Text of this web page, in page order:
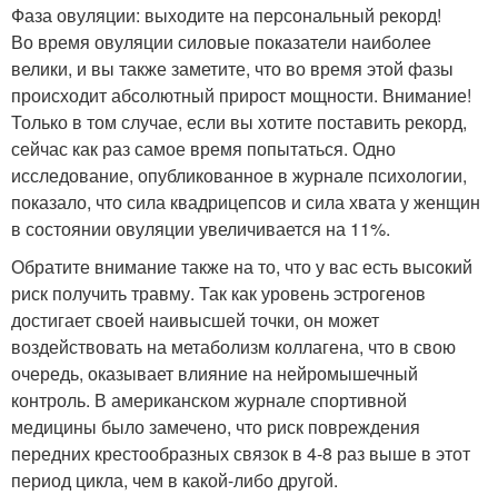
Фаза овуляции: выходите на персональный рекорд!
Во время овуляции силовые показатели наиболее
велики, и вы также заметите, что во время этой фазы
происходит абсолютный прирост мощности. Внимание!
Только в том случае, если вы хотите поставить рекорд,
сейчас как раз самое время попытаться. Одно
исследование, опубликованное в журнале психологии,
показало, что сила квадрицепсов и сила хвата у женщин
в состоянии овуляции увеличивается на 11%.
Обратите внимание также на то, что у вас есть высокий
риск получить травму. Так как уровень эстрогенов
достигает своей наивысшей точки, он может
воздействовать на метаболизм коллагена, что в свою
очередь, оказывает влияние на нейромышечный
контроль. В американском журнале спортивной
медицины было замечено, что риск повреждения
передних крестообразных связок в 4-8 раз выше в этот
период цикла, чем в какой-либо другой.